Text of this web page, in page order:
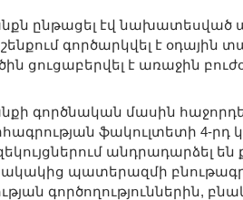
ընթացել էվ նախատեսված
գործարկվել է
ցուցաբերվել է առաջին
գործնական մասին
ֆակուլտետի 4-րդ
անդրադարձել
պատերազմի
գործողություններին,